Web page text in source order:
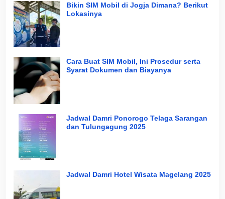
Bikin SIM Mobil di Jogja Dimana? Berikut
Lokasinya
Cara Buat SIM Mobil, Ini Prosedur serta
Syarat Dokumen dan Biayanya
Jadwal Damri Ponorogo Telaga Sarangan
dan Tulungagung 2025
Jadwal Damri Hotel Wisata Magelang 2025